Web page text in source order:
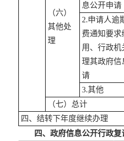
（六）
其他处
理
息公开申请
2.申请人逾
费通知要求
用、行政机
理其政府信
请
3.其他
（七）总计
四、结转下年度继续办理
四、政府信息公开行政